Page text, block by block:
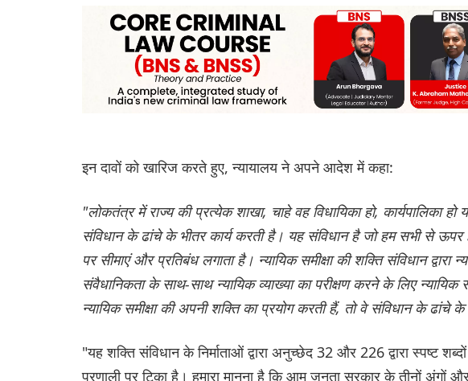
इन दावों को खारिज करते हुए, न्यायालय ने अपने आदेश में कहा:
"लोकतंत्र में राज्य की प्रत्येक शाखा, चाहे वह विधायिका हो, कार्यपालिका
संविधान के ढांचे के भीतर कार्य करती है। यह संविधान है जो हम सभी से ऊपर
पर सीमाएं और प्रतिबंध लगाता है। न्यायिक समीक्षा की शक्ति संविधान द्वारा
संवैधानिकता के साथ-साथ न्यायिक व्याख्या का परीक्षण करने के लिए
न्यायिक समीक्षा की अपनी शक्ति का प्रयोग करती हैं, तो वे संविधान के ढांचे
"यह शक्ति संविधान के निर्माताओं द्वारा अनुच्छेद 32 और 226 द्वारा स्पष्ट
प्रणाली पर टिका है। हमारा मानना है कि आम जनता सरकार के तीनों अंगों